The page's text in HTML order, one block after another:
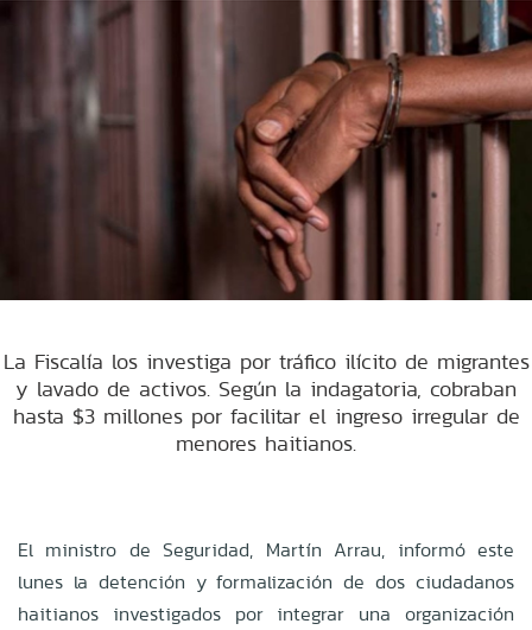
La Fiscalía los investiga por tráfico ilícito de migrantes
y lavado de activos. Según la indagatoria, cobraban
hasta $3 millones por facilitar el ingreso irregular de
menores haitianos.
El ministro de Seguridad, Martín Arrau, informó este
lunes la detención y formalización de dos ciudadanos
haitianos investigados por integrar una organización